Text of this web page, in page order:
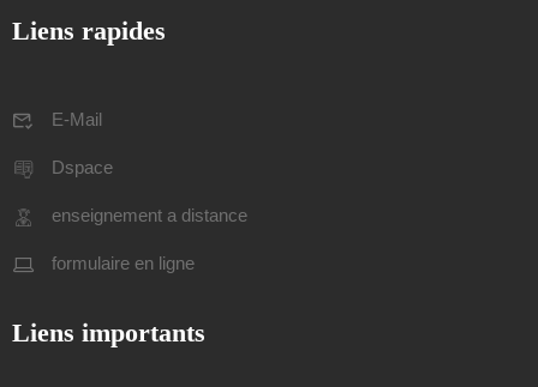
Liens rapides
E-Mail
Dspace
enseignement a distance
formulaire en ligne
Liens importants